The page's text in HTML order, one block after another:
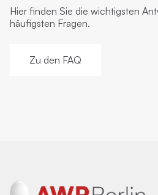
Hier finden Sie die wichtigsten
häufigsten Fragen.
Zu den FAQ